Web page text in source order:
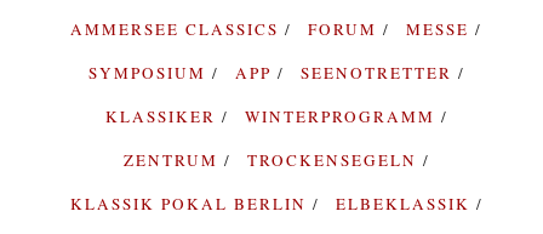
AMMERSEE CLASSICS FORUM
MESSE
SYMPOSIUM
APP
SEENOTRETTER
KLASSIKER
WINTERPROGRAMM
ZENTRUM
TROCKENSEGELN
KLASSIK POKAL BERLIN
ELBEKLASSIK